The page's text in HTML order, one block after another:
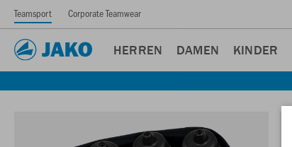
Teamsport Corporate Teamwear
HERREN DAMEN KINDER